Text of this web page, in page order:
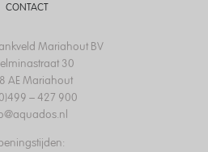
CONTACT
Mariahout BV
30
AE Mariahout
– 427 900